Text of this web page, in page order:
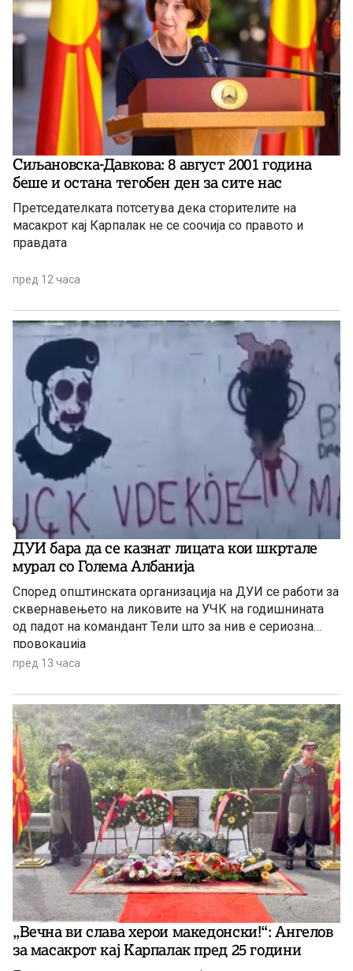
Сиљановска-Давкова: 8 август 2001 година
беше и остана тегобен ден за сите нас
Претседателката потсетува дека сторителите на
масакрот кај Карпалак не се соочија со правото и
правдата
пред 12 часа
ДУИ бара да се казнат лицата кои шкртале
мурал со Голема Албанија
Според општинската организација на ДУИ се работи за
сквернавењето на ликовите на УЧК на годишнината
од падот на командант Тели што за нив е сериозна
провокација
пред 13 часа
„Вечна ви слава херои македонски!“: Ангелов
за масакрот кај Карпалак пред 25 години